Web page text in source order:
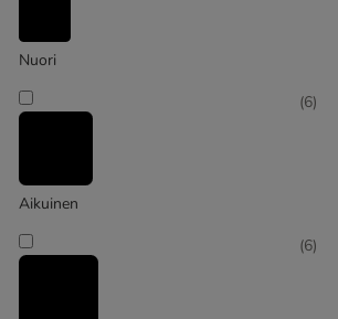
Nuori
Aikuinen
(6)
(6)